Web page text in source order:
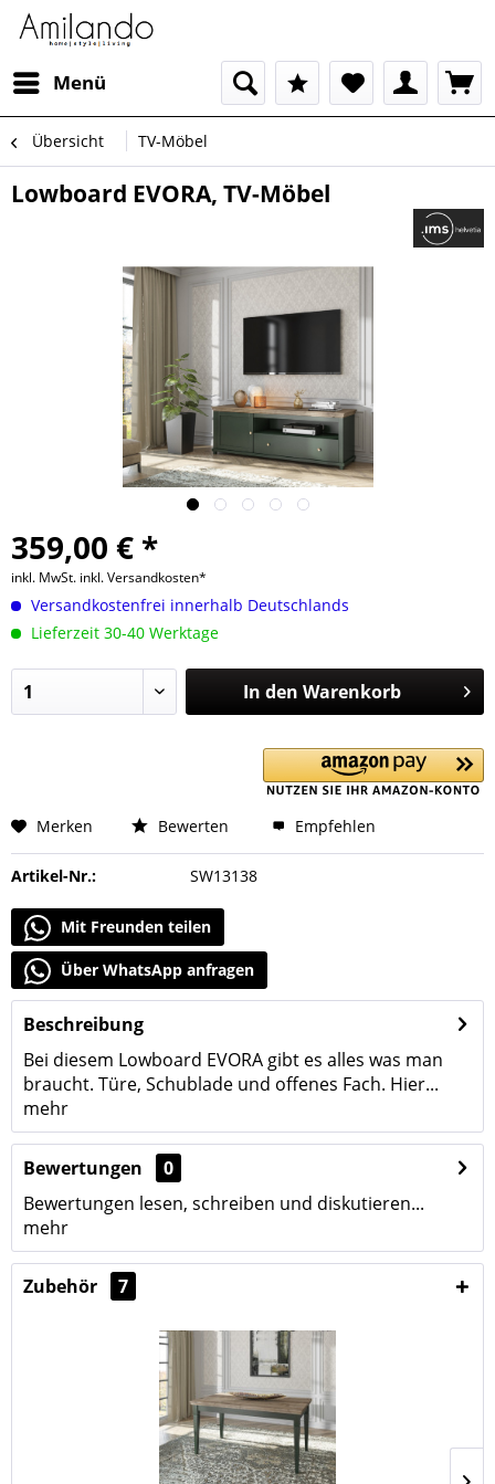
Menü
Übersicht TV-Möbel
Lowboard EVORA, TV-Möbel
359,00 € *
inkl. MwSt. inkl. Versandkosten*
Versandkostenfrei innerhalb Deutschlands
Lieferzeit 30-40 Werktage
In den Warenkorb
Merken Bewerten Empfehlen
Artikel-Nr.: SW13138
Mit Freunden teilen
Über WhatsApp anfragen
Beschreibung
Bei diesem Lowboard EVORA gibt es alles was man
braucht. Türe, Schublade und offenes Fach. Hier...
mehr
Bewertungen
0
Bewertungen lesen, schreiben und diskutieren...
mehr
Zubehör 7